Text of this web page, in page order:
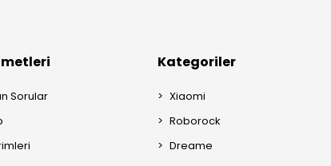
Sorular
Kategoriler
Xiaomi
Roborock
Dreame